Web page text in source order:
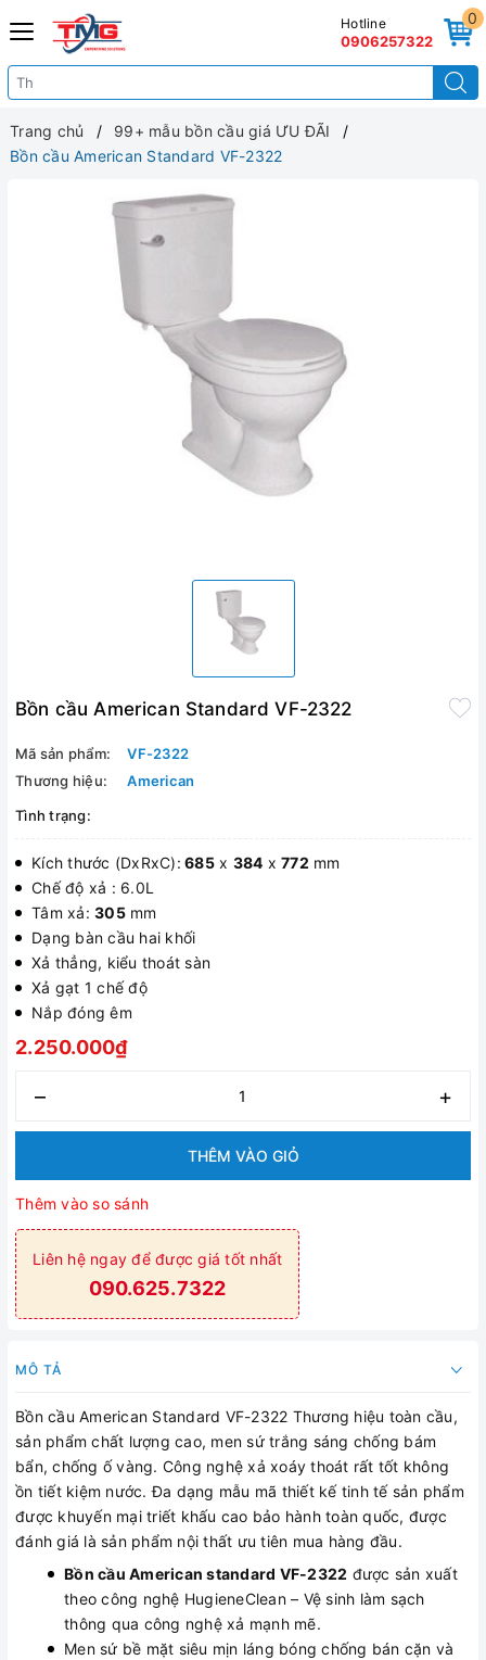
0
Hotline
0906257322
Trang chủ
99+ mẫu bồn cầu giá ƯU ĐÃI
Bồn cầu American Standard VF-2322
Bồn cầu American Standard VF-2322
Mã sản phẩm:
VF-2322
Thương hiệu:
American
Tình trạng:
Kích thước (DxRxC): 685x 384 x 772 mm
Chế độ xả : 6.0L
Tâm xả: 305mm
Dạng bàn cầu hai khối
Xả thẳng, kiểu thoát sàn
Xả gạt 1 chế độ
Nắp đóng êm
2.250.000₫
– +
THÊM VÀO GIỎ
Thêm vào so sánh
Liên hệ ngay để được giá tốt nhất
090.625.7322
MÔ TẢ
Bồn cầu American Standard VF-2322 Thương hiệu toàn cầu,
sản phẩm chất lượng cao, men sứ trắng sáng chống bám
bẩn, chống ố vàng. Công nghệ xả xoáy thoát rất tốt không
ồn tiết kiệm nước. Đa dạng mẫu mã thiết kế tinh tế sản phẩm
được khuyến mại triết khấu cao bảo hành toàn quốc, được
đánh giá là sản phẩm nội thất ưu tiên mua hàng đầu.
Bồn cầu American standard VF-2322 được sản xuất
theo công nghệ HugieneClean – Vệ sinh làm sạch
thông qua công nghệ xả mạnh mẽ.
Men sứ bề mặt siêu mịn láng bóng chống bán cặn và